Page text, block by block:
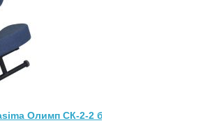
Олимп СК-2-2 белая рама